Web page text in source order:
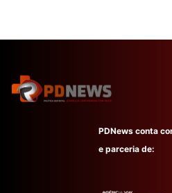
PDNews conta
e parceria de: